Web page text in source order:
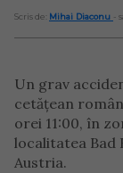
Scris de: Mihai Diaconu -
Un grav
cetățean
orei 11:00, în
localitatea Bad
Austria.